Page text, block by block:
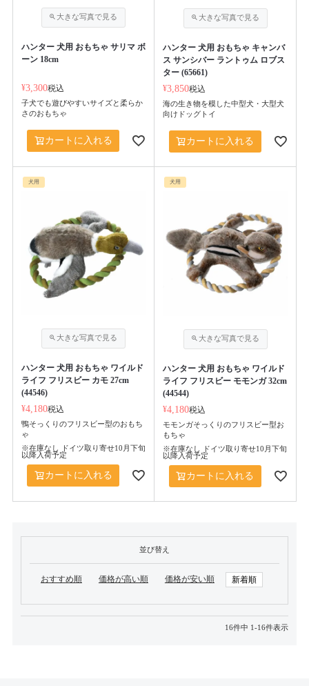
ハンター 犬用 おもちゃ サリマ ボ
ーン 18cm
¥3,300税込
子犬でも遊びやすいサイズと柔らか
さのおもちゃ
カートに入れる
ハンター 犬用 おもちゃ キャンバ
ス サンシバー ラントゥム ロブス
ター (65661)
¥3,850税込
海の生き物を模した中型犬・大型犬
向けドッグトイ
カートに入れる
犬用
ハンター 犬用 おもちゃ ワイルド
ライフ フリスビー カモ 27cm
(44546)
¥4,180税込
鴨そっくりのフリスビー型のおもち
ゃ
※在庫なし ドイツ取り寄せ10月下旬
以降入荷予定
カートに入れる
犬用
ハンター 犬用 おもちゃ ワイルド
ライフ フリスビー モモンガ 32cm
(44544)
¥4,180税込
モモンガそっくりのフリスビー型お
もちゃ
※在庫なし ドイツ取り寄せ10月下旬
以降入荷予定
カートに入れる
並び替え
おすすめ順 価格が高い順 価格が安い順 新着順
16件中 1-16件表示